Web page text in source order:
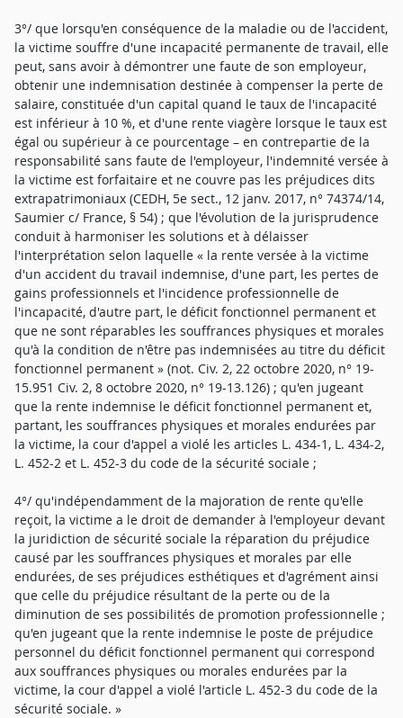
3°/ que lorsqu'en conséquence de la maladie ou de l'accident,
la victime souffre d'une incapacité permanente de travail, elle
peut, sans avoir à démontrer une faute de son employeur,
obtenir une indemnisation destinée à compenser la perte de
salaire, constituée d'un capital quand le taux de l'incapacité
est inférieur à 10 %, et d'une rente viagère lorsque le taux est
égal ou supérieur à ce pourcentage – en contrepartie de la
responsabilité sans faute de l'employeur, l'indemnité versée à
la victime est forfaitaire et ne couvre pas les préjudices dits
extrapatrimoniaux (CEDH, 5e sect., 12 janv. 2017, n° 74374/14,
Saumier c/ France, § 54) ; que l'évolution de la jurisprudence
conduit à harmoniser les solutions et à délaisser
l'interprétation selon laquelle « la rente versée à la victime
d'un accident du travail indemnise, d'une part, les pertes de
gains professionnels et l'incidence professionnelle de
l'incapacité, d'autre part, le déficit fonctionnel permanent et
que ne sont réparables les souffrances physiques et morales
qu'à la condition de n'être pas indemnisées au titre du déficit
fonctionnel permanent » (not. Civ. 2, 22 octobre 2020, n° 19-
15.951 Civ. 2, 8 octobre 2020, n° 19-13.126) ; qu'en jugeant
que la rente indemnise le déficit fonctionnel permanent et,
partant, les souffrances physiques et morales endurées par
la victime, la cour d'appel a violé les articles L. 434-1, L. 434-2,
L. 452-2 et L. 452-3 du code de la sécurité sociale ;
4°/ qu'indépendamment de la majoration de rente qu'elle
reçoit, la victime a le droit de demander à l'employeur devant
la juridiction de sécurité sociale la réparation du préjudice
causé par les souffrances physiques et morales par elle
endurées, de ses préjudices esthétiques et d'agrément ainsi
que celle du préjudice résultant de la perte ou de la
diminution de ses possibilités de promotion professionnelle ;
qu'en jugeant que la rente indemnise le poste de préjudice
personnel du déficit fonctionnel permanent qui correspond
aux souffrances physiques ou morales endurées par la
victime, la cour d'appel a violé l'article L. 452-3 du code de la
sécurité sociale. »